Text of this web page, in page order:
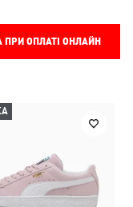
ОПЛАТІ ОНЛАЙН